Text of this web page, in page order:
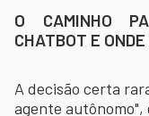
O CAMINHO
CHATBOT E
A decisão certa
agente autônomo",